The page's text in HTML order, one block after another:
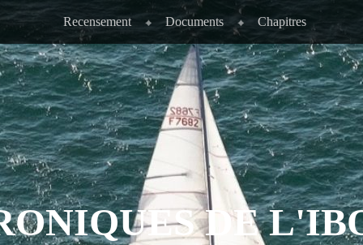
Recensement Documents Chapitres
DE